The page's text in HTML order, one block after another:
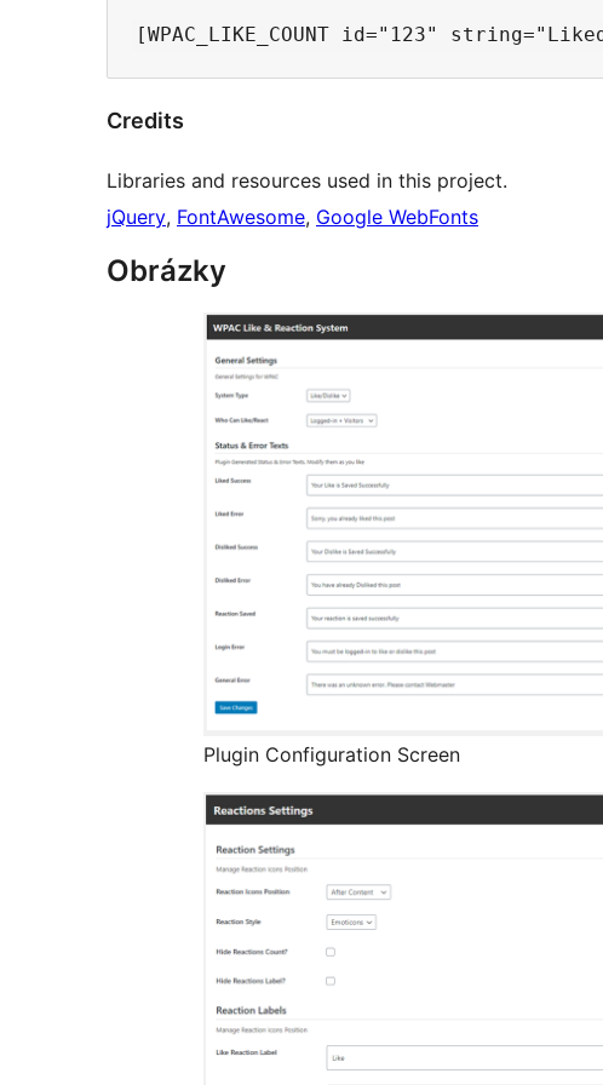
Credits
Libraries and resources used in this project.
jQuery, FontAwesome, Google WebFonts
Obrázky
Plugin Configuration Screen